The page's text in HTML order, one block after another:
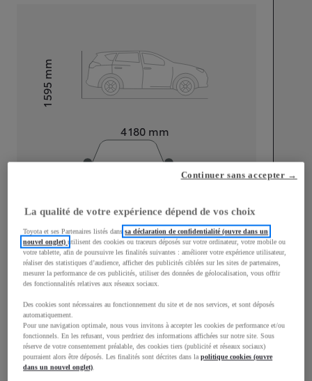
4 180 mm
Hauteur1 595
mm
Largeur
1 765mm
Consommation mixte
Émissions CO2 107 g/km
Performances
La qualité de votre expérience dépend de vos choix
Toyota et ses Partenaires listés danssa déclaration de confidentialité (ouvre dans un
nouvel onglet)utilisent des cookies ou traceurs déposés sur votre ordinateur, votre mobile ou
votre tablette, afin de poursuivre les finalités suivantes : améliorer votre expérience utilisateur,
réaliser des statistiques d’audience, afficher des publicités ciblées sur les sites de partenaires,
mesurer la performance de ces publicités, utiliser des données de géolocalisation, vous offrir
des fonctionnalités relatives aux réseaux sociaux.
Des cookies sont nécessaires au fonctionnement du site et de nos services, et sont déposés
automatiquement.
Pour une navigation optimale, nous vous invitons à accepter les cookies de performance et/ou
fonctionnels. En les refusant, vous perdriez des informations affichées sur notre site. Sous
réserve de votre consentement préalable, des cookies tiers (publicité et réseaux sociaux)
pourraient alors être déposés. Les finalités sont décrites dans lapolitique cookies (ouvre
dans un nouvel onglet).
Continuer sans accepter →